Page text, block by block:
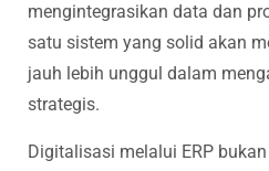
mengintegrasikan data dan
satu sistem yang solid akan
jauh lebih unggul dalam
strategis.
Digitalisasi melalui ERP